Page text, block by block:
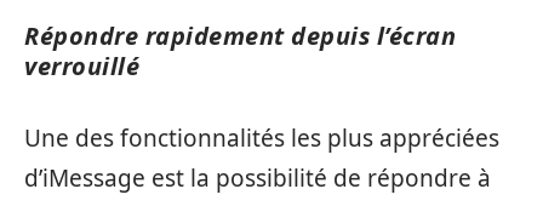
Répondre rapidement depuis l’écran
verrouillé
Une des fonctionnalités les plus appréciées
d’iMessage est la possibilité de répondre à